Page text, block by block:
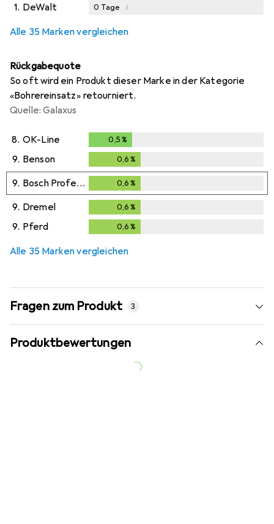
1. DeWalt 0 Tage i
Alle 35 Marken vergleichen
Rückgabequote
So oft wird ein Produkt dieser Marke in der Kategorie
«Bohrereinsatz» retourniert.
Quelle: Galaxus
8. OK-Line 0,5 %
9. Benson 0,6 %
9. Bosch Professional Zubehör 0,6 %
9. Dremel 0,6 %
9. Pferd 0,6 %
Alle 35 Marken vergleichen
Fragen zum Produkt 3
Produktbewertungen